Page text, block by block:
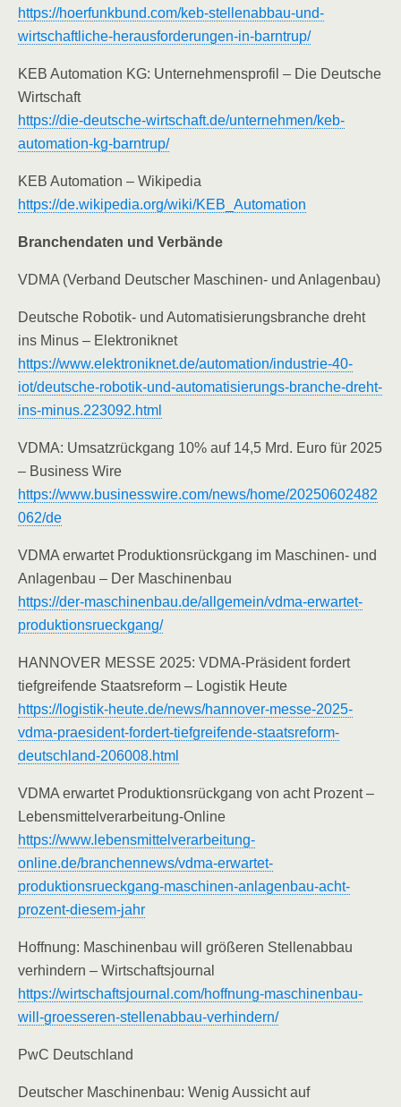
https://hoerfunkbund.com/keb-stellenabbau-und-
wirtschaftliche-herausforderungen-in-barntrup/
KEB Automation KG: Unternehmensprofil – Die Deutsche
Wirtschaft
https://die-deutsche-wirtschaft.de/unternehmen/keb-
automation-kg-barntrup/
KEB Automation – Wikipedia
https://de.wikipedia.org/wiki/KEB_Automation
Branchendaten und Verbände
VDMA (Verband Deutscher Maschinen- und Anlagenbau)
Deutsche Robotik- und Automatisierungsbranche dreht
ins Minus – Elektroniknet
https://www.elektroniknet.de/automation/industrie-40-
iot/deutsche-robotik-und-automatisierungs-branche-dreht-
ins-minus.223092.html
VDMA: Umsatzrückgang 10% auf 14,5 Mrd. Euro für 2025
– Business Wire
https://www.businesswire.com/news/home/20250602482
062/de
VDMA erwartet Produktionsrückgang im Maschinen- und
Anlagenbau – Der Maschinenbau
https://der-maschinenbau.de/allgemein/vdma-erwartet-
produktionsrueckgang/
HANNOVER MESSE 2025: VDMA-Präsident fordert
tiefgreifende Staatsreform – Logistik Heute
https://logistik-heute.de/news/hannover-messe-2025-
vdma-praesident-fordert-tiefgreifende-staatsreform-
deutschland-206008.html
VDMA erwartet Produktionsrückgang von acht Prozent –
Lebensmittelverarbeitung-Online
https://www.lebensmittelverarbeitung-
online.de/branchennews/vdma-erwartet-
produktionsrueckgang-maschinen-anlagenbau-acht-
prozent-diesem-jahr
Hoffnung: Maschinenbau will größeren Stellenabbau
verhindern – Wirtschaftsjournal
https://wirtschaftsjournal.com/hoffnung-maschinenbau-
will-groesseren-stellenabbau-verhindern/
PwC Deutschland
Deutscher Maschinenbau: Wenig Aussicht auf